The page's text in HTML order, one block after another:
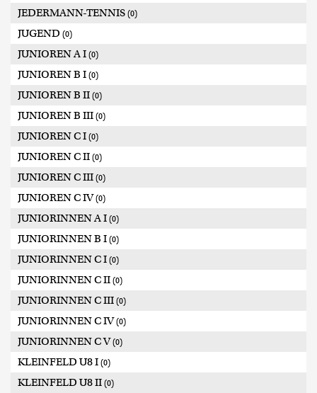
JEDERMANN-TENNIS (0)
JUGEND (0)
JUNIOREN A I (0)
JUNIOREN B I (0)
JUNIOREN B II (0)
JUNIOREN B III (0)
JUNIOREN C I (0)
JUNIOREN C II (0)
JUNIOREN C III (0)
JUNIOREN C IV(0)
JUNIORINNEN A I (0)
JUNIORINNEN B I (0)
JUNIORINNEN C I (0)
JUNIORINNEN C II (0)
JUNIORINNEN C III (0)
JUNIORINNEN C IV(0)
JUNIORINNEN C V(0)
KLEINFELD U8 I (0)
KLEINFELD U8 II (0)